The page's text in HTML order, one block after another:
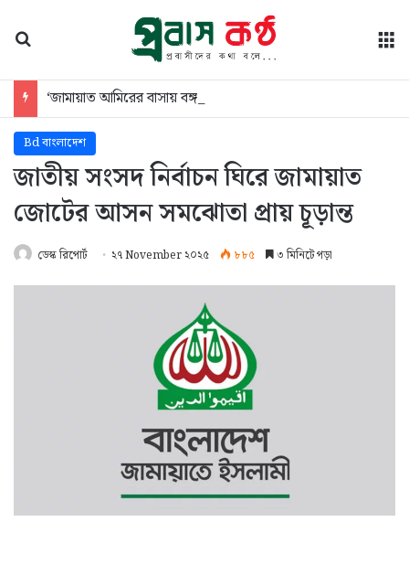
Bd বাংলাদেশ
জাতীয় সংসদ নির্বাচন ঘিরে জামায়াত
জোটের আসন সমঝোতা প্রায় চূড়ান্ত
ডেস্ক রিপোর্ট ২৭ November ২০২৫ ৮৮৫ ৩ মিনিটে পড়া